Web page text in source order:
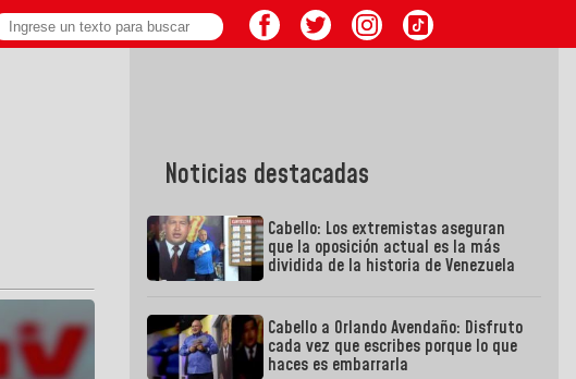
Noticias destacadas
Cabello: Los extremistas aseguran
que la oposición actual es la más
dividida de la historia de Venezuela
Cabello a Orlando Avendaño: Disfruto
cada vez que escribes porque lo que
haces es embarrarla